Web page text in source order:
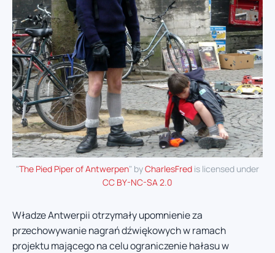
"The Pied Piper of Antwerpen" byCharlesFred is licensed under
CC BY-NC-SA 2.0
Władze Antwerpii otrzymały upomnienie za
przechowywanie nagrań dźwiękowych w ramach
projektu mającego na celu ograniczenie hałasu w